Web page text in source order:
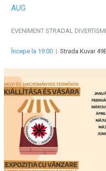
AUG
EVENIMENT STRADAL
Începe la 19:00 | Strada Kuvar